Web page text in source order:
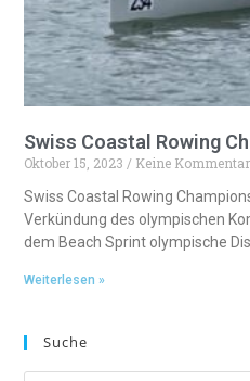
Swiss Coastal Rowing
Oktober 15, 2023 Keine
Swiss Coastal Rowing
Verkündung des olympischen
dem Beach Sprint olympische
Weiterlesen »
Suche